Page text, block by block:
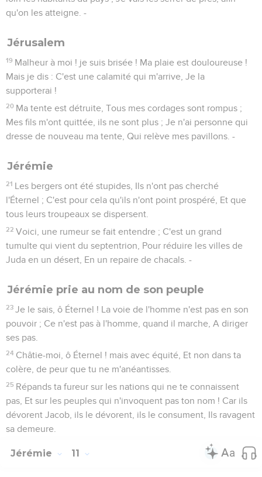
qu'on les atteigne. -
Jérusalem
19 Malheur à moi ! je suis brisée ! Ma plaie est douloureuse !
Mais je dis : C'est une calamité qui m'arrive, Je la
supporterai !
20 Ma tente est détruite, Tous mes cordages sont rompus ;
Mes fils m'ont quittée, ils ne sont plus ; Je n'ai personne qui
dresse de nouveau ma tente, Qui relève mes pavillons. -
Jérémie
21 Les bergers ont été stupides, Ils n'ont pas cherché
l'Éternel ; C'est pour cela qu'ils n'ont point prospéré, Et que
tous leurs troupeaux se dispersent.
22 Voici, une rumeur se fait entendre ; C'est un grand
tumulte qui vient du septentrion, Pour réduire les villes de
Juda en un désert, En un repaire de chacals. -
Jérémie prie au nom de son peuple
23 Je le sais, ô Éternel ! La voie de l'homme n'est pas en son
pouvoir ; Ce n'est pas à l'homme, quand il marche, A diriger
ses pas.
24 Châtie-moi, ô Éternel ! mais avec équité, Et non dans ta
colère, de peur que tu ne m'anéantisses.
25 Répands ta fureur sur les nations qui ne te connaissent
pas, Et sur les peuples qui n'invoquent pas ton nom ! Car ils
dévorent Jacob, ils le dévorent, ils le consument, Ils ravagent
sa demeure.
Jérémie 11